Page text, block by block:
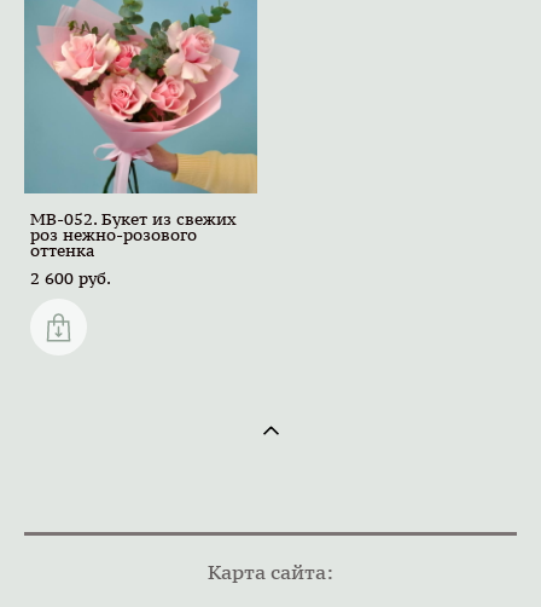
MB-052. Букет из свежих
роз нежно-розового
оттенка
2 600 pуб.
Карта сайта: